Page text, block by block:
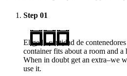
Step 01
Elige la cantidad de
container fits about a room and a
When in doubt get an extra–we
use it.